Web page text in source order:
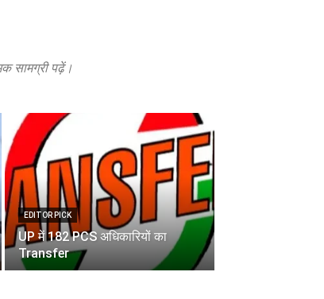
सामग्री पढ़ें।
EDITOR PICK
UP में 182 PCS अधिकारियों का
Transfer